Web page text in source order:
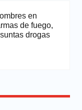
en
de fuego,
drogas